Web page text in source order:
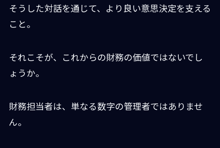
そうした対話を通じて、より良い意思決定を支える
こと。
それこそが、これからの財務の価値ではないでし
ょうか。
財務担当者は、単なる数字の管理者ではありませ
ん。